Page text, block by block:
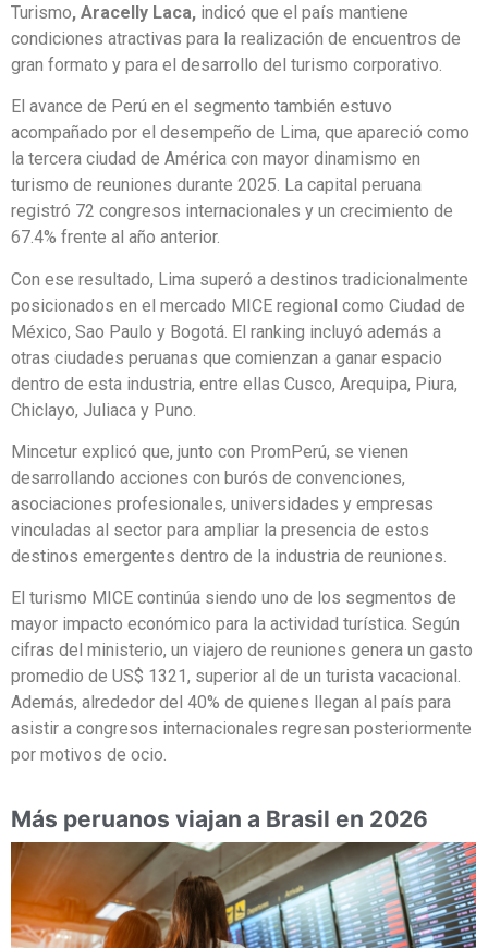
Turismo, Aracelly Laca, indicó que el país mantiene
condiciones atractivas para la realización de encuentros de
gran formato y para el desarrollo del turismo corporativo.
El avance de Perú en el segmento también estuvo
acompañado por el desempeño de Lima, que apareció como
la tercera ciudad de América con mayor dinamismo en
turismo de reuniones durante 2025. La capital peruana
registró 72 congresos internacionales y un crecimiento de
67.4% frente al año anterior.
Con ese resultado, Lima superó a destinos tradicionalmente
posicionados en el mercado MICE regional como Ciudad de
México, Sao Paulo y Bogotá. El ranking incluyó además a
otras ciudades peruanas que comienzan a ganar espacio
dentro de esta industria, entre ellas Cusco, Arequipa, Piura,
Chiclayo, Juliaca y Puno.
Mincetur explicó que, junto con PromPerú, se vienen
desarrollando acciones con burós de convenciones,
asociaciones profesionales, universidades y empresas
vinculadas al sector para ampliar la presencia de estos
destinos emergentes dentro de la industria de reuniones.
El turismo MICE continúa siendo uno de los segmentos de
mayor impacto económico para la actividad turística. Según
cifras del ministerio, un viajero de reuniones genera un gasto
promedio de US$ 1321, superior al de un turista vacacional.
Además, alrededor del 40% de quienes llegan al país para
asistir a congresos internacionales regresan posteriormente
por motivos de ocio.
Más peruanos viajan a Brasil en 2026